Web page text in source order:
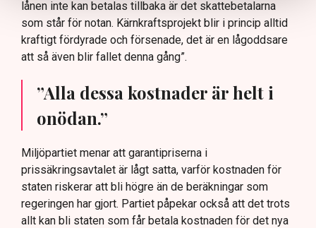
lånen inte kan betalas tillbaka är det skattebetalarna
som står för notan. Kärnkraftsprojekt blir i princip alltid
kraftigt fördyrade och försenade, det är en lågoddsare
att så även blir fallet denna gång”.
”Alla dessa kostnader är helt i
onödan.”
Miljöpartiet menar att garantipriserna i
prissäkringsavtalet är lågt satta, varför kostnaden för
staten riskerar att bli högre än de beräkningar som
regeringen har gjort. Partiet påpekar också att det trots
allt kan bli staten som får betala kostnaden för det nya